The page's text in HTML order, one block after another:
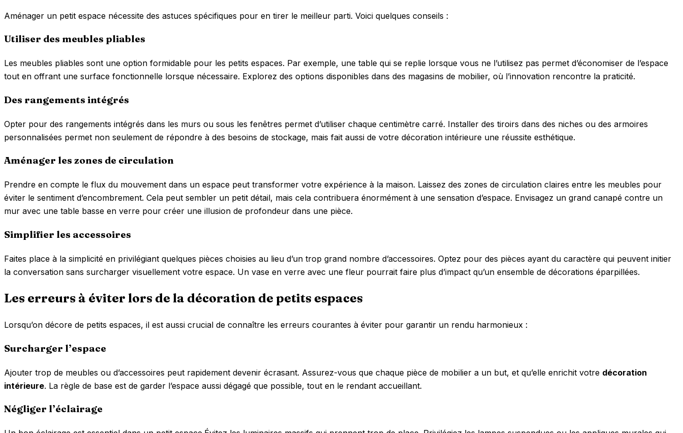
Aménager un petit espace nécessite des astuces spécifiques pour en tirer le meilleur parti. Voici quelques conseils :
Utiliser des meubles pliables
Les meubles pliables sont une option formidable pour les petits espaces. Par exemple, une table qui se replie lorsque vous ne l’utilisez pas permet d’économiser de l’espace
tout en offrant une surface fonctionnelle lorsque nécessaire. Explorez des options disponibles dans des magasins de mobilier, où l’innovation rencontre la praticité.
Des rangements intégrés
Opter pour des rangements intégrés dans les murs ou sous les fenêtres permet d’utiliser chaque centimètre carré. Installer des tiroirs dans des niches ou des armoires
personnalisées permet non seulement de répondre à des besoins de stockage, mais fait aussi de votre décoration intérieure une réussite esthétique.
Aménager les zones de circulation
Prendre en compte le flux du mouvement dans un espace peut transformer votre expérience à la maison. Laissez des zones de circulation claires entre les meubles pour
éviter le sentiment d’encombrement. Cela peut sembler un petit détail, mais cela contribuera énormément à une sensation d’espace. Envisagez un grand canapé contre un
mur avec une table basse en verre pour créer une illusion de profondeur dans une pièce.
Simplifier les accessoires
Faites place à la simplicité en privilégiant quelques pièces choisies au lieu d’un trop grand nombre d’accessoires. Optez pour des pièces ayant du caractère qui peuvent initier
la conversation sans surcharger visuellement votre espace. Un vase en verre avec une fleur pourrait faire plus d’impact qu’un ensemble de décorations éparpillées.
Les erreurs à éviter lors de la décoration de petits espaces
Lorsqu’on décore de petits espaces, il est aussi crucial de connaître les erreurs courantes à éviter pour garantir un rendu harmonieux :
Surcharger l’espace
Ajouter trop de meubles ou d’accessoires peut rapidement devenir écrasant. Assurez-vous que chaque pièce de mobilier a un but, et qu’elle enrichit votre décoration
intérieure. La règle de base est de garder l’espace aussi dégagé que possible, tout en le rendant accueillant.
Négliger l’éclairage